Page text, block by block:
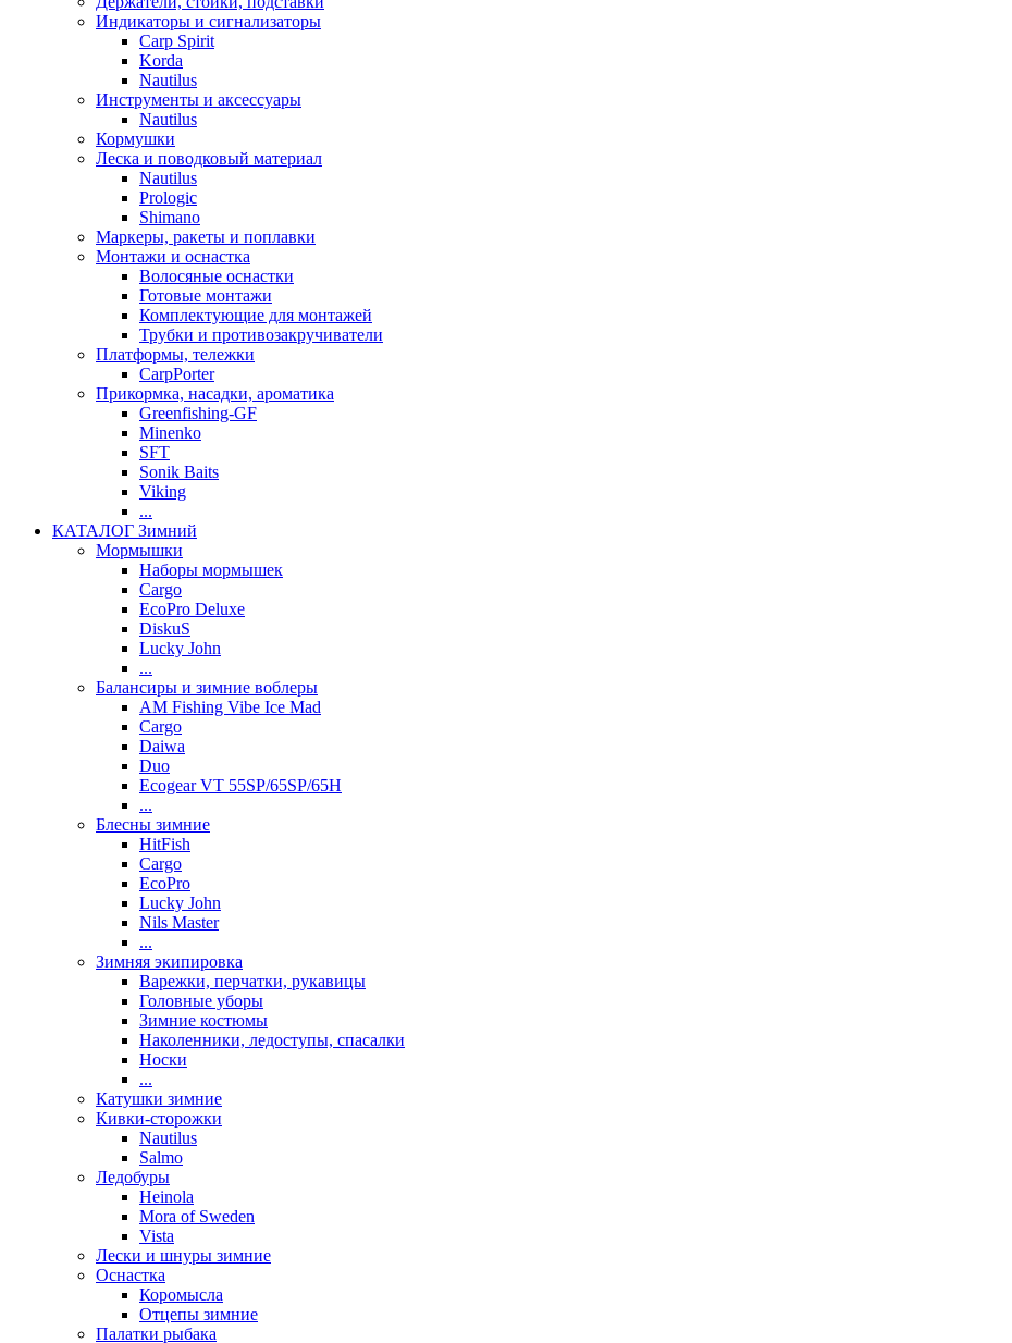
Индикаторы и сигнализаторы
Carp Spirit
Korda
Nautilus
Инструменты и аксессуары
Nautilus
Кормушки
Леска и поводковый материал
Nautilus
Prologic
Shimano
Маркеры, ракеты и поплавки
Монтажи и оснастка
Волосяные оснастки
Готовые монтажи
Комплектующие для монтажей
Трубки и противозакручиватели
Платформы, тележки
CarpPorter
Прикормка, насадки, ароматика
Greenfishing-GF
Minenko
SFT
Sonik Baits
Viking
...
КАТАЛОГ Зимний
Мормышки
Наборы мормышек
Cargo
EcoPro Deluxe
DiskuS
Lucky John
...
Балансиры и зимние воблеры
AM Fishing Vibe Ice Mad
Cargo
Daiwa
Duo
Ecogear VT 55SP/65SP/65H
...
Блесны зимние
HitFish
Cargo
EcoPro
Lucky John
Nils Master
...
Зимняя экипировка
Варежки, перчатки, рукавицы
Головные уборы
Зимние костюмы
Наколенники, ледоступы, спасалки
Носки
...
Катушки зимние
Кивки-сторожки
Nautilus
Salmo
Ледобуры
Heinola
Mora of Sweden
Vista
Лески и шнуры зимние
Оснастка
Коромысла
Отцепы зимние
Палатки рыбака